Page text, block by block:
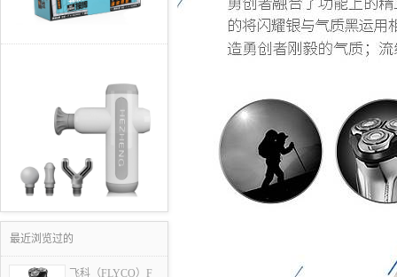
最近浏览过的
飞科（FLYCO）F